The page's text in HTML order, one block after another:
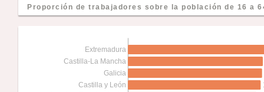
Proporción de trabajadores sobre la población de 16 a
Castilla y León
Galicia
Castilla-La Mancha
Extremadura